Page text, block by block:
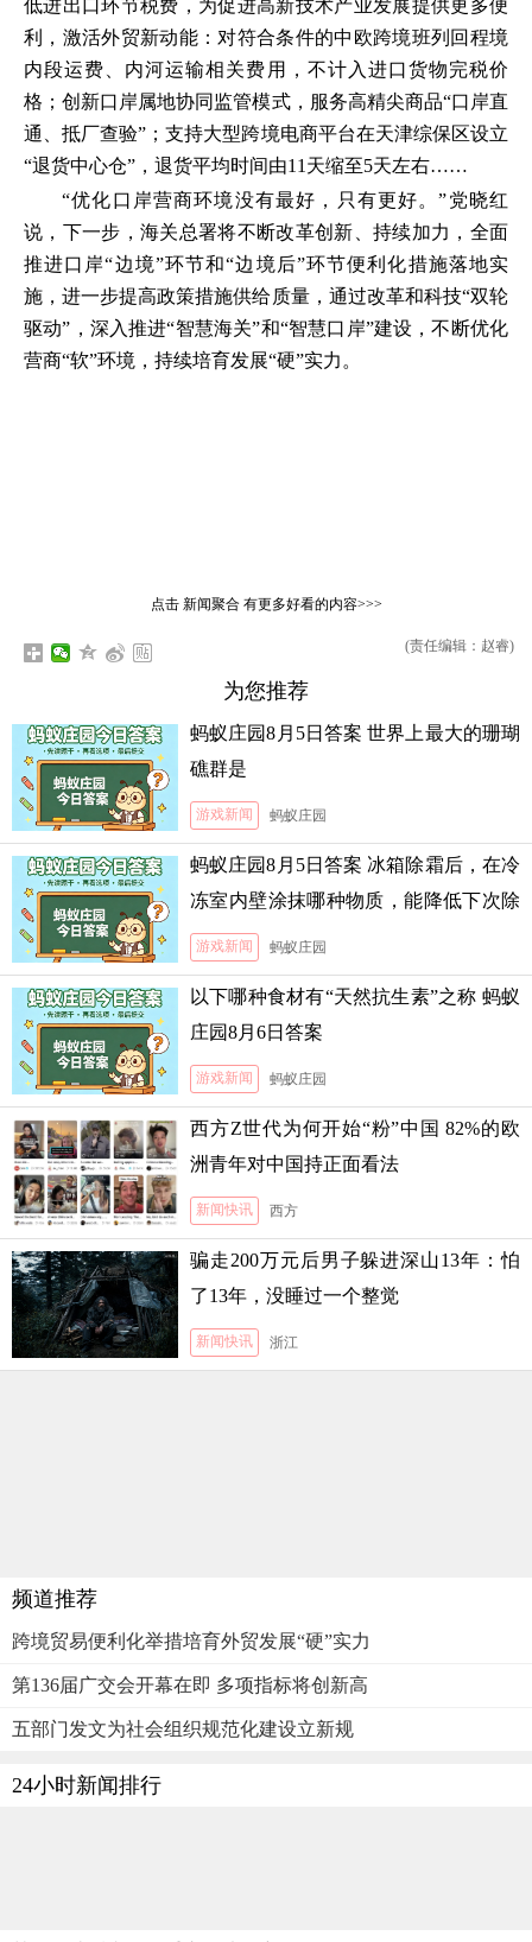
低进出口环节税费，为促进高新技术产业发展提供更多便
利，激活外贸新动能：对符合条件的中欧跨境班列回程境
内段运费、内河运输相关费用，不计入进口货物完税价
格；创新口岸属地协同监管模式，服务高精尖商品“口岸直
通、抵厂查验”；支持大型跨境电商平台在天津综保区设立
“退货中心仓”，退货平均时间由11天缩至5天左右……
“优化口岸营商环境没有最好，只有更好。”党晓红
说，下一步，海关总署将不断改革创新、持续加力，全面
推进口岸“边境”环节和“边境后”环节便利化措施落地实
施，进一步提高政策措施供给质量，通过改革和科技“双轮
驱动”，深入推进“智慧海关”和“智慧口岸”建设，不断优化
营商“软”环境，持续培育发展“硬”实力。
点击 新闻聚合有更多好看的内容>>>
(责任编辑：赵睿)
为您推荐
蚂蚁庄园8月5日答案 世界上最大的珊瑚
礁群是
游戏新闻 蚂蚁庄园
蚂蚁庄园8月5日答案 冰箱除霜后，在冷
冻室内壁涂抹哪种物质，能降低下次除
霜的难度
游戏新闻 蚂蚁庄园
以下哪种食材有“天然抗生素”之称 蚂蚁
庄园8月6日答案
游戏新闻 蚂蚁庄园
西方Z世代为何开始“粉”中国 82%的欧
洲青年对中国持正面看法
新闻快讯 西方
骗走200万元后男子躲进深山13年：怕
了13年，没睡过一个整觉
新闻快讯 浙江
频道推荐
跨境贸易便利化举措培育外贸发展“硬”实力
第136届广交会开幕在即 多项指标将创新高
五部门发文为社会组织规范化建设立新规
24小时新闻排行